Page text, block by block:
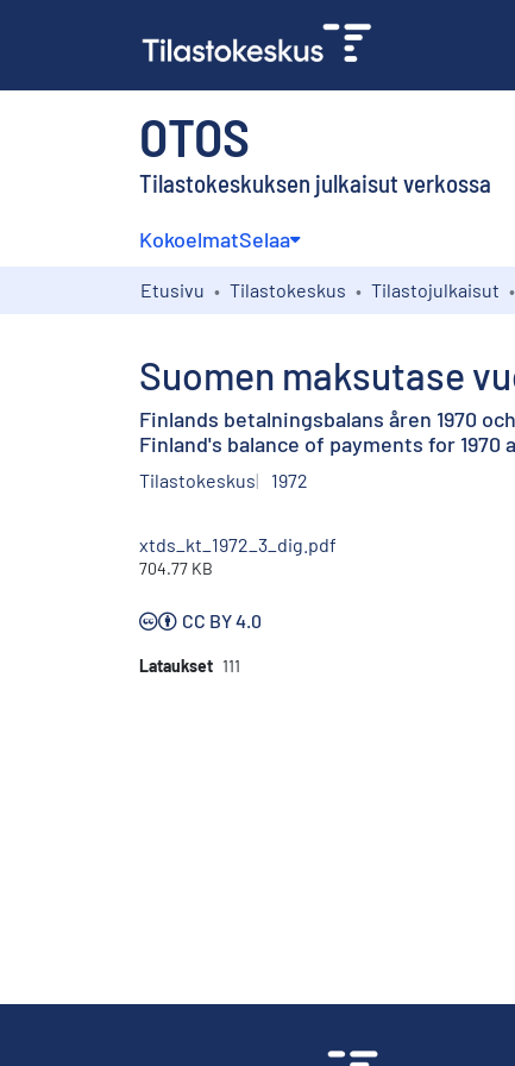
OTOS
Tilastokeskuksen julkaisut verkossa
KokoelmatSelaa
Etusivu Tilastokeskus Tilastojulkaisut
Suomen maksutase
Finlands betalningsbalans åren 1970 och
Finland's balance of payments for 1970
Tilastokeskus 1972
xtds_kt_1972_3_dig.pdf
704.77 KB
CC BY 4.0
Lataukset 111